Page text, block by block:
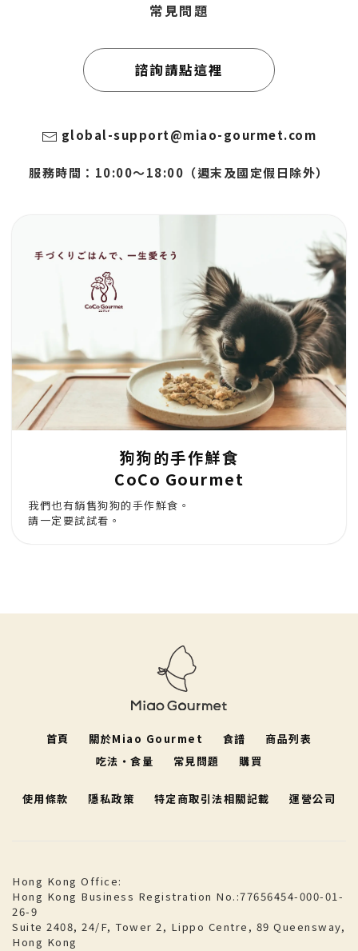
常見問題
諮詢請點這裡
global-support@miao-gourmet.com
服務時間：10:00～18:00（週末及國定假日除外）
狗狗的手作鮮食
CoCo Gourmet
我們也有銷售狗狗的手作鮮食。
請一定要試試看。
首頁 關於Miao Gourmet 食譜
商品列表
吃法・食量
常見問題 購買
使用條款 隱私政策 特定商取引法相關記載 運營公司
Hong Kong Office:
Hong Kong Business Registration No.:77656454-000-01-
26-9
Suite 2408, 24/F, Tower 2, Lippo Centre, 89 Queensway,
Hong Kong